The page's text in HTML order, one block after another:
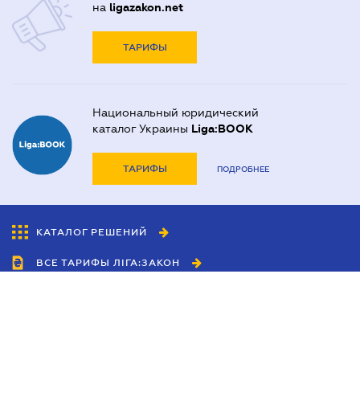
на ligazakon.net
ТАРИФЫ
Национальный юридический
каталог Украины Liga:BOOK
ТАРИФЫ ПОДРОБНЕЕ
КАТАЛОГ РЕШЕНИЙ
ВСЕ ТАРИФЫ ЛІГА:ЗАКОН